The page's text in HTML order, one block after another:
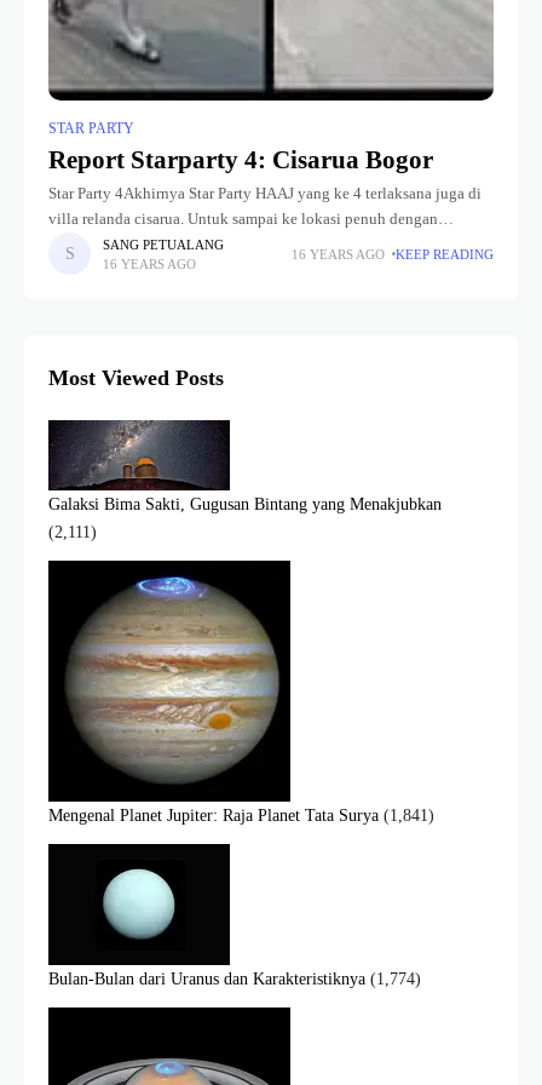
STAR PARTY
Report Starparty 4: Cisarua Bogor
Star Party 4Akhirnya Star Party HAAJ yang ke 4 terlaksana juga di
villa relanda cisarua. Untuk sampai ke lokasi penuh dengan
perjuangan yang sangat besar, terutama bagi pasukan yang
berangkat
SANG PETUALANG
16 YEARS AGO
16 YEARS AGO KEEP READING
Most Viewed Posts
Galaksi Bima Sakti, Gugusan Bintang yang Menakjubkan
(2,111)
Mengenal Planet Jupiter: Raja Planet Tata Surya (1,841)
Bulan-Bulan dari Uranus dan Karakteristiknya (1,774)